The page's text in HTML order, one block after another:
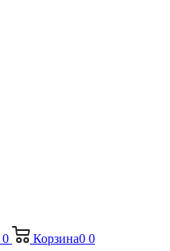
0 Корзина0 0